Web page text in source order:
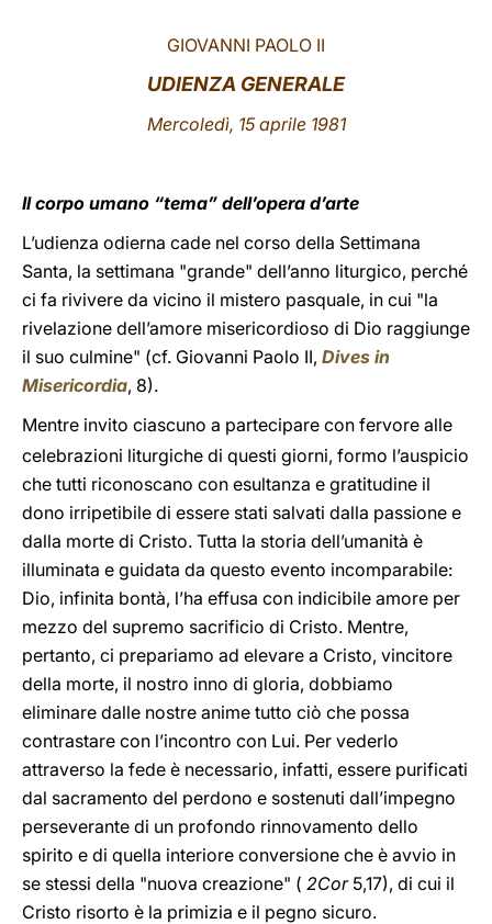
GIOVANNI PAOLO II
UDIENZA GENERALE
Mercoledì, 15 aprile 1981
Il corpo umano “tema” dell’opera d’arte
L’udienza odierna cade nel corso della Settimana
Santa, la settimana "grande" dell’anno liturgico, perché
ci fa rivivere da vicino il mistero pasquale, in cui "la
rivelazione dell’amore misericordioso di Dio raggiunge
il suo culmine" (cf. Giovanni Paolo II, Dives in
Misericordia, 8).
Mentre invito ciascuno a partecipare con fervore alle
celebrazioni liturgiche di questi giorni, formo l’auspicio
che tutti riconoscano con esultanza e gratitudine il
dono irripetibile di essere stati salvati dalla passione e
dalla morte di Cristo. Tutta la storia dell’umanità è
illuminata e guidata da questo evento incomparabile:
Dio, infinita bontà, l’ha effusa con indicibile amore per
mezzo del supremo sacrificio di Cristo. Mentre,
pertanto, ci prepariamo ad elevare a Cristo, vincitore
della morte, il nostro inno di gloria, dobbiamo
eliminare dalle nostre anime tutto ciò che possa
contrastare con l’incontro con Lui. Per vederlo
attraverso la fede è necessario, infatti, essere purificati
dal sacramento del perdono e sostenuti dall’impegno
perseverante di un profondo rinnovamento dello
spirito e di quella interiore conversione che è avvio in
se stessi della "nuova creazione" ( 2Cor5,17), di cui il
Cristo risorto è la primizia e il pegno sicuro.